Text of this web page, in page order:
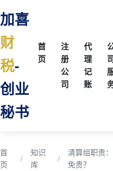
加喜
财
税-
创业
秘书
首
页
注
册
公
司
代
理
记
账
首
页
知识
库
清算组职责
免责？